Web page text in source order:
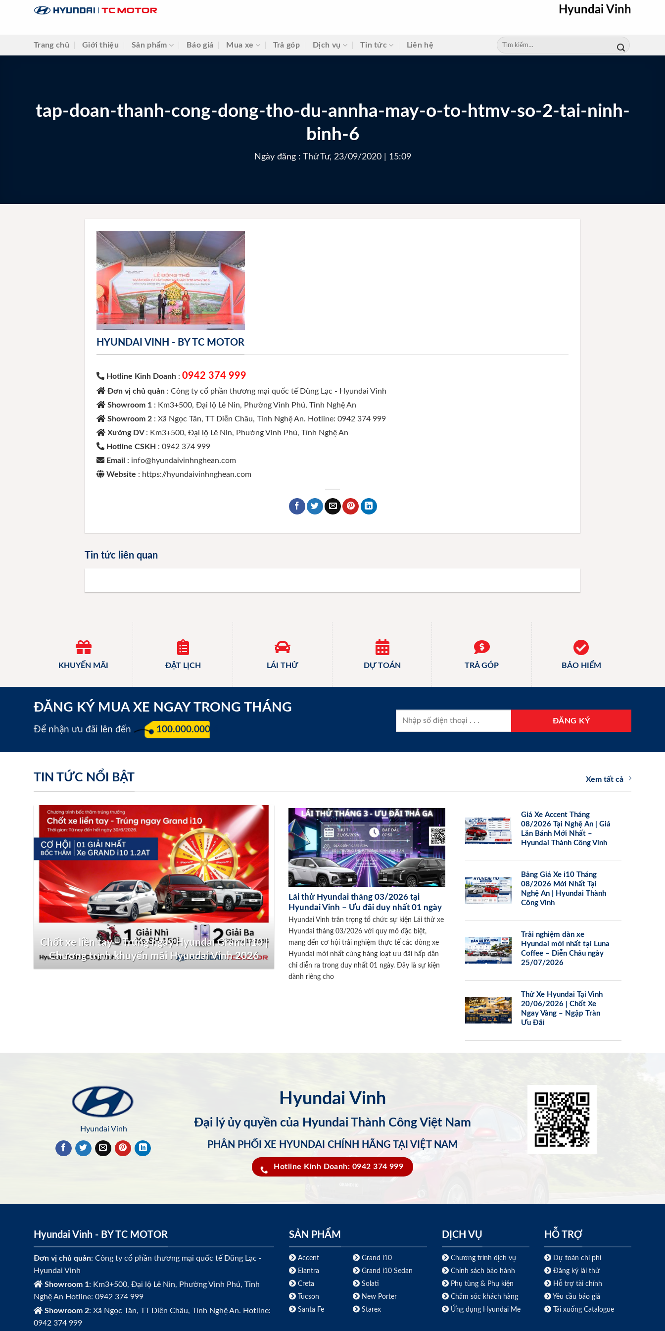
Hyundai Vinh
Trang chủ Giới thiệu Sản phẩm Báo giá Mua xe Trả góp Dịch vụ Tin tức Liên hệ
Tìm
kiếm:
tap-doan-thanh-cong-dong-tho-du-annha-may-o-to-htmv-so-2-tai-ninh-
binh-6
Ngày đăng : Thứ Tư, 23/09/2020 | 15:09
HYUNDAI VINH - BY TC MOTOR
Hotline Kinh Doanh :0942 374 999
Đơn vị chủ quản : Công ty cổ phần thương mại quốc tế Dũng Lạc - Hyundai Vinh
Showroom 1 : Km3+500, Đại lộ Lê Nin, Phường Vinh Phú, Tỉnh Nghệ An
Showroom 2 : Xã Ngọc Tân, TT Diễn Châu, Tỉnh Nghệ An. Hotline: 0942 374 999
Xưởng DV : Km3+500, Đại lộ Lê Nin, Phường Vinh Phú, Tỉnh Nghệ An
Hotline CSKH : 0942 374 999
Email : info@hyundaivinhnghean.com
Website : https://hyundaivinhnghean.com
Tin tức liên quan
KHUYẾN MÃI ĐẶT LỊCH LÁI THỬ DỰ TOÁN TRẢ GÓP BẢO HIỂM
ĐĂNG KÝ MUA XE NGAY TRONG THÁNG
Để nhận ưu đãi lên đến 100.000.000 đ
TIN TỨC NỔI BẬT Xem tất cả
Chốt xe liền tay – Trúng ngay Hyundai Grand i10 |
Chương trình khuyến mãi Hyundai Vinh 2026
Lái thử Hyundai tháng 03/2026 tại
Hyundai Vinh – Ưu đãi duy nhất 01 ngày
Hyundai Vinh trân trọng tổ chức sự kiện Lái thử xe
Hyundai tháng 03/2026 với quy mô đặc biệt,
mang đến cơ hội trải nghiệm thực tế các dòng xe
Hyundai mới nhất cùng hàng loạt ưu đãi hấp dẫn
chỉ diễn ra trong duy nhất 01 ngày. Đây là sự kiện
dành riêng cho
Giá Xe Accent Tháng
08/2026 Tại Nghệ An | Giá
Lăn Bánh Mới Nhất –
Hyundai Thành Công Vinh
Bảng Giá Xe i10 Tháng
08/2026 Mới Nhất Tại
Nghệ An | Hyundai Thành
Công Vinh
Trải nghiệm dàn xe
Hyundai mới nhất tại Luna
Coffee – Diễn Châu ngày
25/07/2026
Thử Xe Hyundai Tại Vinh
20/06/2026 | Chốt Xe
Ngay Vàng – Ngập Tràn
Ưu Đãi
Hyundai Vinh
Hyundai Vinh
Đại lý ủy quyền của Hyundai Thành Công Việt Nam
PHÂN PHỐI XE HYUNDAI CHÍNH HÃNG TẠI VIỆT NAM
Hotline Kinh Doanh: 0942 374 999
Hyundai Vinh - BY TC MOTOR
Đơn vị chủ quản: Công ty cổ phần thương mại quốc tế Dũng Lạc -
Hyundai Vinh
Showroom 1: Km3+500, Đại lộ Lê Nin, Phường Vinh Phú, Tỉnh
Nghệ An Hotline: 0942 374 999
Showroom 2: Xã Ngọc Tân, TT Diễn Châu, Tỉnh Nghệ An. Hotline:
0942 374 999
SẢN PHẨM
Accent
Elantra
Creta
Tucson
Santa Fe
Grand i10
Grand i10 Sedan
Solati
New Porter
Starex
DỊCH VỤ
Chương trình dịch vụ
Chính sách bảo hành
Phụ tùng & Phụ kiện
Chăm sóc khách hàng
Ứng dụng Hyundai Me
HỖ TRỢ
Dự toán chi phí
Đăng ký lái thử
Hỗ trợ tài chính
Yêu cầu báo giá
Tải xuống Catalogue